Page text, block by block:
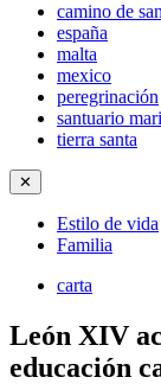
camino de
españa
malta
mexico
peregrinación
santuario
tierra santa
✕
Estilo de vida
Familia
carta
León XIV
educación